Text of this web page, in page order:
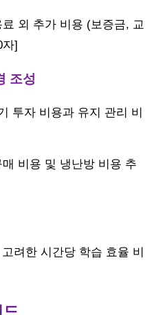
료 외 추가 비용 (보증금, 교
]
조성
투자 비용과 유지 관리 비
비용 및 냉난방 비용 추
려한 시간당 학습 효율 비